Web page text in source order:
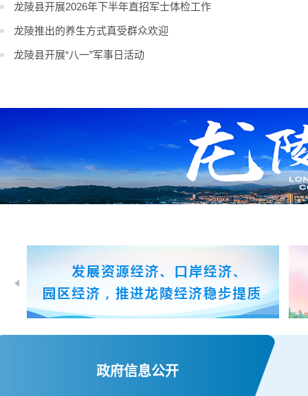
龙陵县开展2026年下半年直招军士体检工作
龙陵推出的养生方式真受群众欢迎
龙陵县开展“八一”军事日活动
政府信息公开